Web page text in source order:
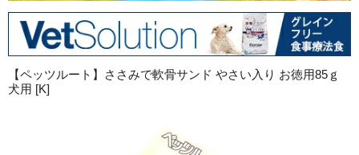
【ペッツルート】ささみで軟骨サンド やさい入り お徳用85ｇ
犬用 [K]